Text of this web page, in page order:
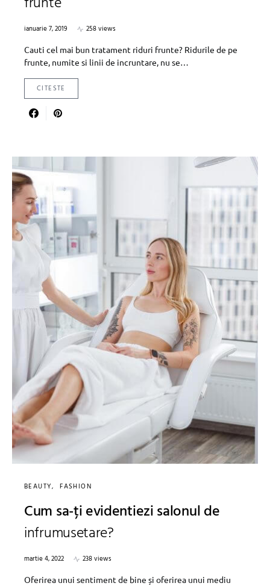
ianuarie 7, 2019
258 views
Cauti cel mai bun tratament riduri frunte? Ridurile de pe
frunte, numite si linii de incruntare, nu se…
CITESTE
BEAUTY FASHION
Cum sa-ți evidentiezi salonul de
infrumusetare?
martie 4, 2022
238 views
Oferirea unui sentiment de bine și oferirea unui mediu